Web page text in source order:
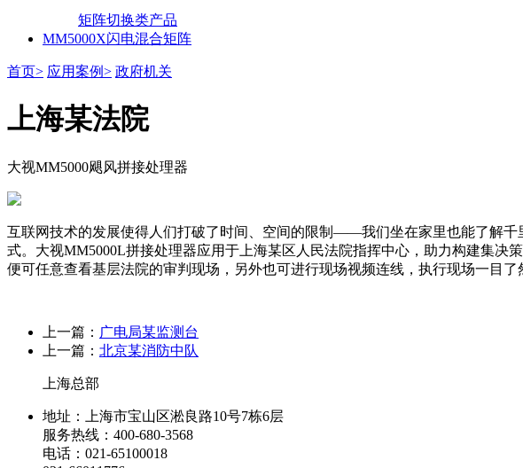
矩阵切换类产品
MM5000X闪电混合矩阵
首页> 应用案例> 政府机关
上海某法院
大视MM5000飓风拼接处理器
互联网技术的发展使得人们打破了时间、空间的限制——我们坐在家里也能了解
式。大视MM5000L拼接处理器应用于上海某区人民法院指挥中心，助力构建集
便可任意查看基层法院的审判现场，另外也可进行现场视频连线，执行现场一目了
上一篇： 广电局某监测台
上一篇： 北京某消防中队
上海总部
地址：上海市宝山区淞良路10号7栋6层
服务热线：400-680-3568
电话：021-65100018